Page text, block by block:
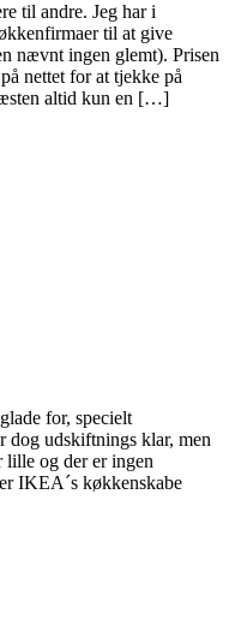
til andre. Jeg har i
til at give
nævnt ingen glemt). Prisen
nettet for at tjekke på
altid kun en […]
for, specielt
dog udskiftnings klar, men
og der er ingen
IKEA´s køkkenskabe